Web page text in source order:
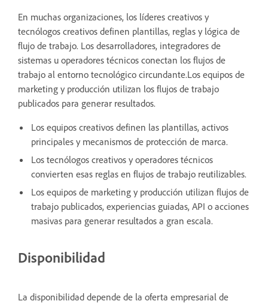
En muchas organizaciones, los líderes creativos y
tecnólogos creativos definen plantillas, reglas y lógica de
flujo de trabajo. Los desarrolladores, integradores de
sistemas u operadores técnicos conectan los flujos de
trabajo al entorno tecnológico circundante.Los equipos de
marketing y producción utilizan los flujos de trabajo
publicados para generar resultados.
Los equipos creativos definen las plantillas, activos
principales y mecanismos de protección de marca.
Los tecnólogos creativos y operadores técnicos
convierten esas reglas en flujos de trabajo reutilizables.
Los equipos de marketing y producción utilizan flujos de
trabajo publicados, experiencias guiadas, API o acciones
masivas para generar resultados a gran escala.
Disponibilidad
La disponibilidad depende de la oferta empresarial de